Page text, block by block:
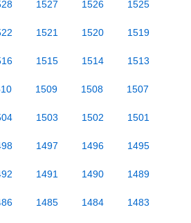
1527 1526 1525
1521 1520 1519
1515 1514 1513
1509 1508 1507
1503 1502 1501
1497 1496 1495
1491 1490 1489
1485 1484 1483